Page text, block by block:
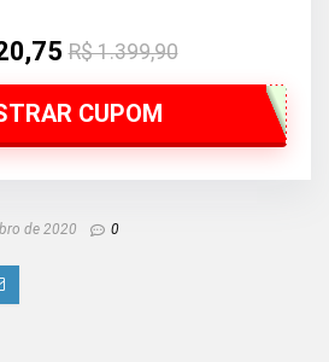
R$ 1.399,90
CUPOM
de 2020 0